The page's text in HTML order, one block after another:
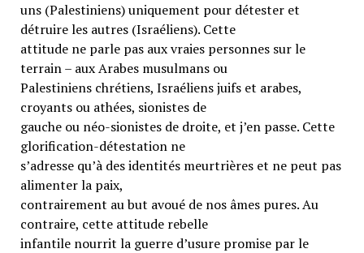
uns (Palestiniens) uniquement pour détester et
détruire les autres (Israéliens). Cette
attitude ne parle pas aux vraies personnes sur le
terrain – aux Arabes musulmans ou
Palestiniens chrétiens, Israéliens juifs et arabes,
croyants ou athées, sionistes de
gauche ou néo-sionistes de droite, et j’en passe. Cette
glorification-détestation ne
s’adresse qu’à des identités meurtrières et ne peut pas
alimenter la paix,
contrairement au but avoué de nos âmes pures. Au
contraire, cette attitude rebelle
infantile nourrit la guerre d’usure promise par le